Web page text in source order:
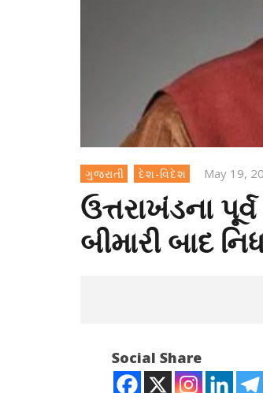
ગુજરાતી દેશ-વિદેશ May 19,
ઉત્તરાખંડના
બીમારી બાદ
Social Share